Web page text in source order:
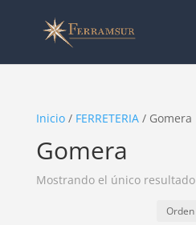
Inicio/ FERRETERIA/ Gomera
Gomera
Mostrando el único resultado